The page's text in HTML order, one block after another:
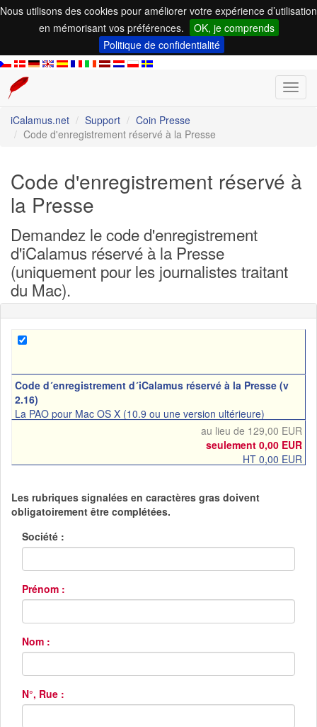
Nous utilisons des cookies pour améliorer votre expérience d’utilisation
en mémorisant vos préférences.
OK, je comprends
Politique de confidentialité
iCalamus.net
Support
Coin Presse
Code d'enregistrement réservé à la Presse
Code d'enregistrement réservé à
la Presse
Demandez le code d'enregistrement
d'iCalamus réservé à la Presse
(uniquement pour les journalistes traitant
du Mac).
Code d´enregistrement d´iCalamus réservé à la Presse (v
2.16)
La PAO pour Mac OS X (10.9 ou une version ultérieure)
au lieu de 129,00 EUR
seulement 0,00 EUR
HT 0,00 EUR
Les rubriques signalées en caractères gras doivent
obligatoirement être complétées.
Société :
Prénom :
Nom :
N°, Rue :